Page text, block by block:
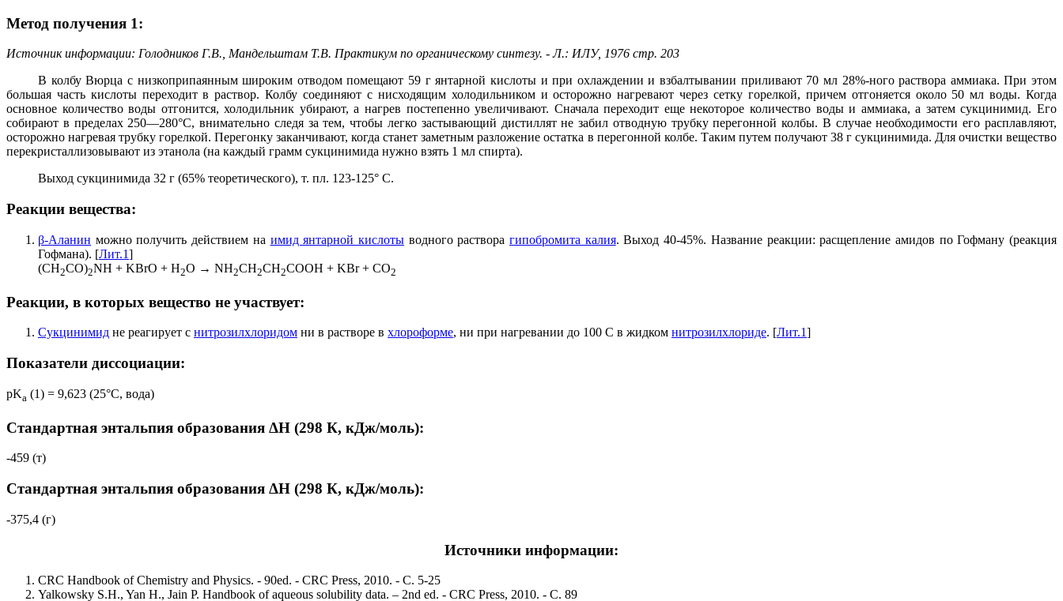
Метод получения 1:
Источник информации: Голодников Г.В., Мандельштам Т.В. Практикум по органическому синтезу. - Л.: ИЛУ, 1976 стр. 203
В колбу Вюрца с низкоприпаянным широким отводом помещают 59 г янтарной кислоты и при охлаждении и взбалтывании приливают 70 мл 28%-ного раствора аммиака. При этом
большая часть кислоты переходит в раствор. Колбу соединяют с нисходящим холодильником и осторожно нагревают через сетку горелкой, причем отгоняется около 50 мл воды. Когда
основное количество воды отгонится, холодильник убирают, а нагрев постепенно увеличивают. Сначала переходит еще некоторое количество воды и аммиака, а затем сукцинимид. Его
собирают в пределах 250—280°С, внимательно следя за тем, чтобы легко застывающий дистиллят не забил отводную трубку перегонной колбы. В случае необходимости его расплавляют,
осторожно нагревая трубку горелкой. Перегонку заканчивают, когда станет заметным разложение остатка в перегонной колбе. Таким путем получают 38 г сукцинимида. Для очистки вещество
перекристаллизовывают из этанола (на каждый грамм сукцинимида нужно взять 1 мл спирта).
Выход сукцинимида 32 г (65% теоретического), т. пл. 123-125° С.
Реакции вещества:
β-Аланин можно получить действием на имид янтарной кислотыводного растворагипобромита калия. Выход 40-45%. Название реакции: расщепление амидов по Гофману (реакция
Гофмана). [Лит.1]
(CH2CO)2NH + KBrO + H2O → NH2CH2CH2COOH + KBr + CO2
Реакции, в которых вещество не участвует:
Сукцинимид не реагирует с нитрозилхлоридом ни в растворе в хлороформе, ни при нагревании до 100 С в жидком нитрозилхлориде. [Лит.1]
Показатели диссоциации:
pKa (1) = 9,623 (25°C, вода)
Стандартная энтальпия образования ΔH (298 К, кДж/моль):
-459 (т)
Стандартная энтальпия образования ΔH (298 К, кДж/моль):
-375,4 (г)
Источники информации:
CRC Handbook of Chemistry and Physics. - 90ed. - CRC Press, 2010. - С. 5-25
Yalkowsky S.H., Yan H., Jain P. Handbook of aqueous solubility data. – 2nd ed. - CRC Press, 2010. - С. 89